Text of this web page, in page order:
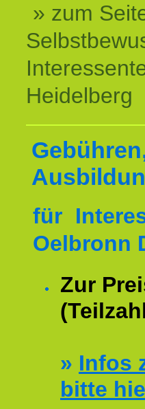
» zum
Heidelberg
für
Oelbronn
Zur
» Infos
bitte